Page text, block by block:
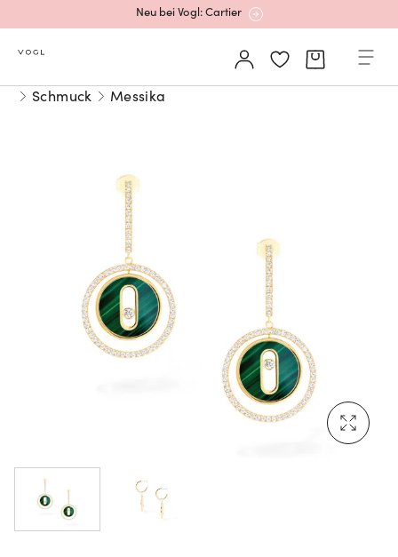
Neu bei Vogl: Cartier
Mehr erfahren: Ikonische Uhren von Cartier
Rolex Certified Pre-Owned entdecken
Neu bei Vogl: Uhren von Grand Seiko
Neu bei Vogl: Cartier
Mehr erfahren: Ikonische Uhren von Cartier
Rolex Certified Pre-Owned entdecken
Schmuck Messika